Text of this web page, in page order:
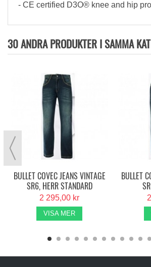
- CE certified D3O® knee and hip
30 ANDRA PRODUKTER I SAMMA
BULLET COVEC JEANS VINTAGE
SR6, HERR STANDARD
2 295,00 kr
VISA MER
BULLET